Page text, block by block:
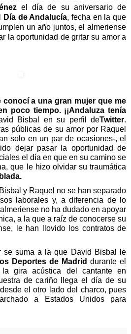
el día de su aniversario de
Día de Andalucía, fecha en la que
un año juntos, el almeriense
la oportunidad de gritar su amor a
a una gran mujer que me
poco tiempo. ¡¡Andaluza tenía
Bisbal en su perfil deTwitter.
públicas de su amor por Raquel
solo en un par de ocasiones-, el
dejar pasar la oportunidad de
el día en que en su camino se
que le hizo olvidar su traumática
y Raquel no se han separado
laborales y, a diferencia de lo
no ha dudado en apoyar
a la que a raíz de conocerse su
le han llovido los contratos de
se suma a la que David Bisbal le
Deportes de Madrid durante el
la gira acústica del cantante en
de cariño llega el día de su
el otro lado del charco, pues
a Estados Unidos para